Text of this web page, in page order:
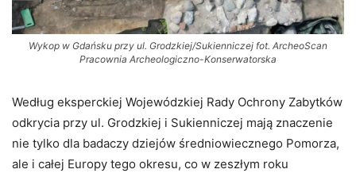
Wykop w Gdańsku przy ul. Grodzkiej/Sukienniczej fot. ArcheoScan
Pracownia Archeologiczno-Konserwatorska
Według eksperckiej Wojewódzkiej Rady Ochrony Zabytków
odkrycia przy ul. Grodzkiej i Sukienniczej mają znaczenie
nie tylko dla badaczy dziejów średniowiecznego Pomorza,
ale i całej Europy tego okresu, co w zeszłym roku